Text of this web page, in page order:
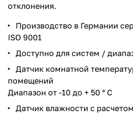
отклонения.
Производство в Германии
ISO 9001
Доступно для систем /
Датчик комнатной
помещений
Диапазон от -10 до + 50 ° C
Датчик влажности с